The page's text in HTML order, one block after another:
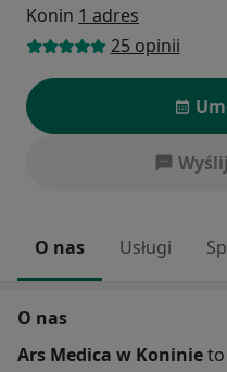
Konin 1 adres
25 opinii
O nas Usługi
O nas
Ars Medica w Koninie